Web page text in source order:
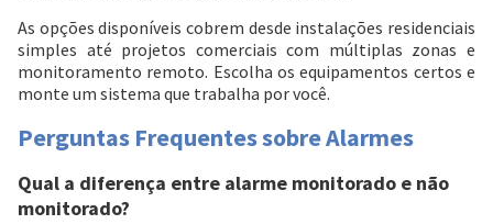
As opções disponíveis cobrem desde instalações residenciais
simples até projetos comerciais com múltiplas zonas e
monitoramento remoto. Escolha os equipamentos certos e
monte um sistema que trabalha por você.
Perguntas Frequentes sobre Alarmes
Qual a diferença entre alarme monitorado e não
monitorado?